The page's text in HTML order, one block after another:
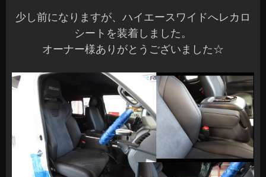
少し前になりますが、ハイエースワイドへレカロ
シートを装着しました。
オーナー様ありがとうございました☆